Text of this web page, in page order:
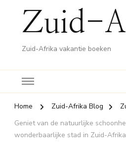
Zuid-
Zuid-Afrika vakantie boeken
Home Zuid-Afrika Blog
Geniet van de natuurlijke
wonderbaarlijke stad in Zuid-Afrika